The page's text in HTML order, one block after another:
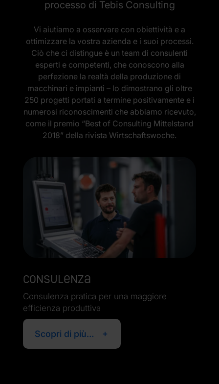
processo di Tebis Consulting
Vi aiutiamo a osservare con obiettività e a
ottimizzare la vostra azienda e i suoi processi.
Ciò che ci distingue è un team di consulenti
esperti e competenti, che conoscono alla
perfezione la realtà della produzione di
macchinari e impianti – lo dimostrano gli oltre
250 progetti portati a termine positivamente e i
numerosi riconoscimenti che abbiamo ricevuto,
come il premio “Best of Consulting Mittelstand
2018” della rivista Wirtschaftswoche.
Consulenza
Consulenza pratica per una maggiore
efficienza produttiva
Scopri di più…